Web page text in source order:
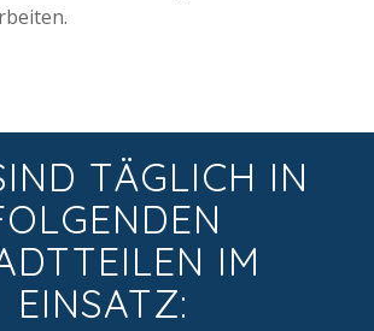
TÄGLICH IN
IM
EINSATZ: